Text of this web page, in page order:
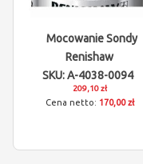
Mocowanie Sondy
Renishaw
SKU: A-4038-0094
209,10 zł
170,00 zł